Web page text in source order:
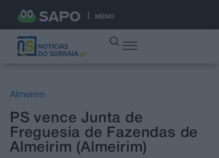
MENU
Almeirim
PS vence Junta de
Freguesia de Fazendas de
Almeirim (Almeirim)